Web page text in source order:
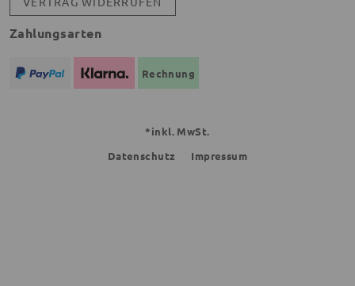
Zahlungsarten
Rechnung
*inkl. MwSt.
Datenschutz
Impressum